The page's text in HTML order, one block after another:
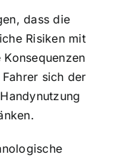
dass die
Risiken mit
sich der